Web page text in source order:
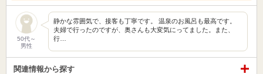
50代～
男性
静かな雰囲気で、接客も丁寧です。 温泉のお風呂も最高です。
夫婦で行ったのですが、奥さんも大変気にってました。また、
行…
関連情報から探す